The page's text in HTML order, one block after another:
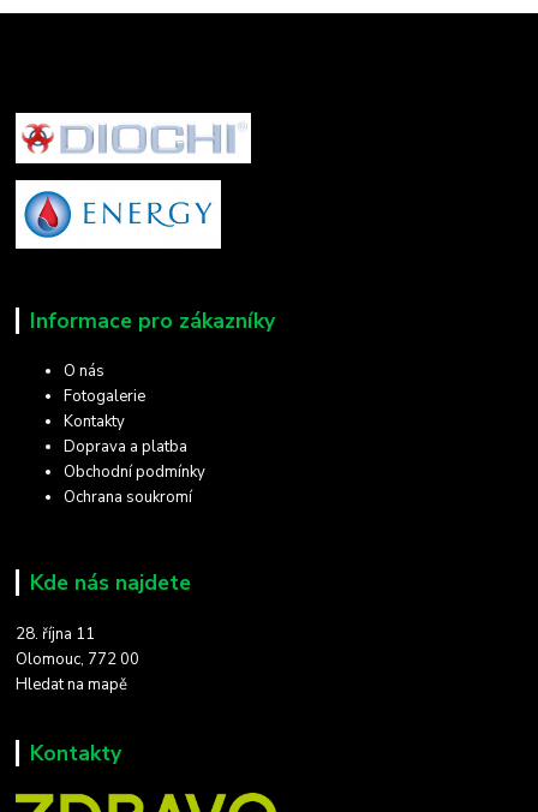
Informace pro zákazníky
O nás
Fotogalerie
Kontakty
Doprava a platba
Obchodní podmínky
Ochrana soukromí
Kde nás najdete
28. října 11
Olomouc, 772 00
Hledat na mapě
Kontakty